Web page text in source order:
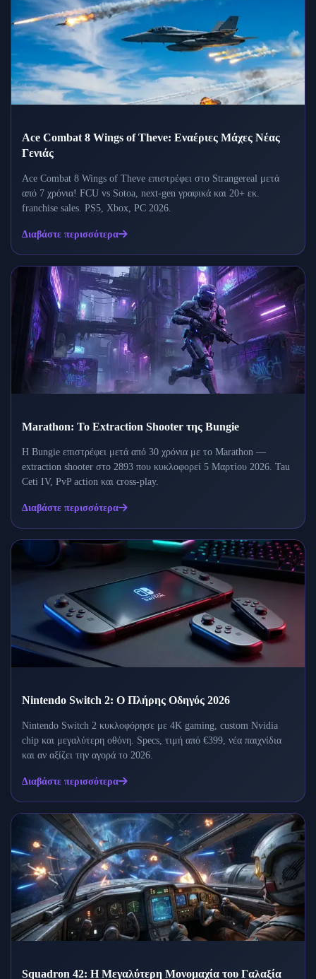
Ace Combat 8 Wings of Theve: Εναέριες Μάχες Νέας
Γενιάς
Ace Combat 8 Wings of Theve επιστρέφει στο Strangereal μετά
από 7 χρόνια! FCU vs Sotoa, next-gen γραφικά και 20+ εκ.
franchise sales. PS5, Xbox, PC 2026.
Διαβάστε περισσότερα
Marathon: Το Extraction Shooter της Bungie
Η Bungie επιστρέφει μετά από 30 χρόνια με το Marathon —
extraction shooter στο 2893 που κυκλοφορεί 5 Μαρτίου 2026. Tau
Ceti IV, PvP action και cross-play.
Διαβάστε περισσότερα
Nintendo Switch 2: Ο Πλήρης Οδηγός 2026
Nintendo Switch 2 κυκλοφόρησε με 4K gaming, custom Nvidia
chip και μεγαλύτερη οθόνη. Specs, τιμή από €399, νέα παιχνίδια
και αν αξίζει την αγορά το 2026.
Διαβάστε περισσότερα
Squadron 42: Η Μεγαλύτερη Μονομαχία του Γαλαξία